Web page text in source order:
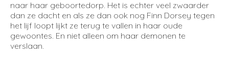
naar haar geboortedorp. Het is echter veel zwaarder
dan ze dacht en als ze dan ook nog Finn Dorsey tegen
het lijf loopt lijkt ze terug te vallen in haar oude
gewoontes. En niet alleen om haar demonen te
verslaan.